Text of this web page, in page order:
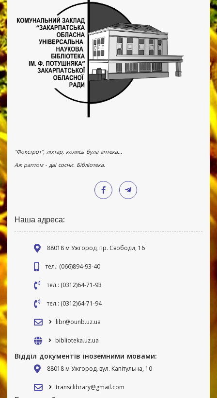
"Фокстрот", ліхтар, колись була аптека...
Аж раптом - дві сосни. Бібліотека.
Наша адреса:
88018 м Ужгород, пр. Свободи, 16
тел.: (066)894-93-40
тел.: (0312)64-71-93
тел.: (0312)64-71-94
libr@ounb.uz.ua
biblioteka.uz.ua
Відділ документів іноземними мовами:
88018 м Ужгород, вул. Капітульна, 10
transclibrary@gmail.com